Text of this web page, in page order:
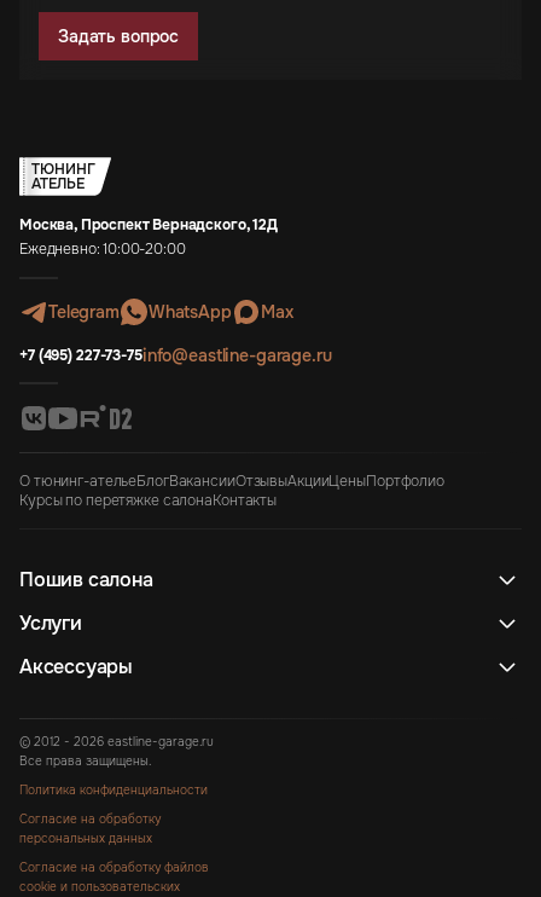
Задать вопрос
ТЮНИНГ
АТЕЛЬЕ
Москва, Проспект Вернадского, 12Д
Ежедневно: 10:00-20:00
Telegram WhatsApp Max
+7 (495) 227-73-75info@eastline-garage.ru
О тюнинг-ательеБлогВакансииОтзывыАкцииЦеныПортфолио
Курсы по перетяжке салонаКонтакты
Пошив салона
Услуги
Аксессуары
© 2012 - 2026 eastline-garage.ru
Все права защищены.
Политика конфиденциальности
Согласие на обработку
персональных данных
Согласие на обработку файлов
cookie и пользовательских